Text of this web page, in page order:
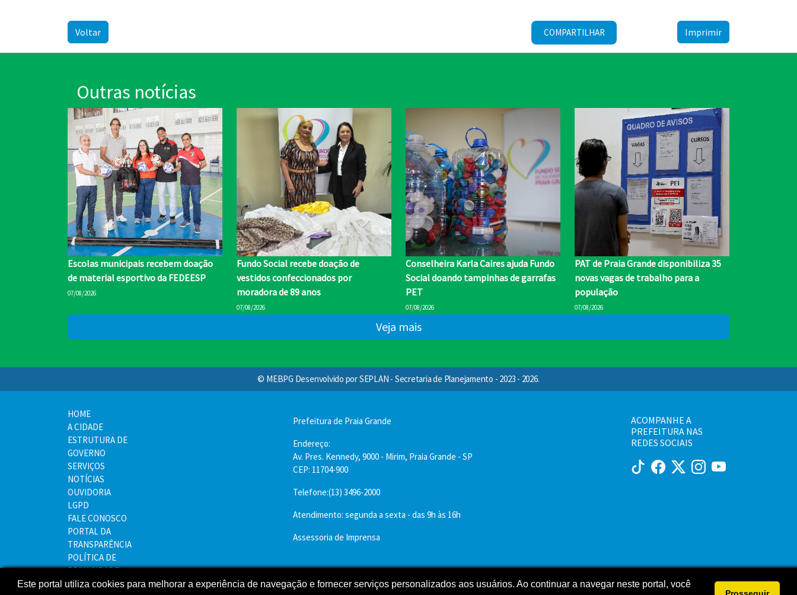
Este portal utiliza cookies para melhorar a experiência de navegação e fornecer serviços personalizados aos usuários. Ao continuar a navegar neste portal, você
Voltar COMPARTILHAR Imprimir
Outras notícias
Escolas municipais recebem doação
de material esportivo da FEDEESP
07/08/2026
Fundo Social recebe doação de
vestidos confeccionados por
moradora de 89 anos
07/08/2026
Conselheira Karla Caires ajuda Fundo
Social doando tampinhas de garrafas
PET
07/08/2026
PAT de Praia Grande disponibiliza 35
novas vagas de trabalho para a
população
07/08/2026
Veja mais
© MEBPG Desenvolvido por SEPLAN - Secretaria de Planejamento - 2023 - 2026.
HOME
A CIDADE
ESTRUTURA DE
GOVERNO
SERVIÇOS
NOTÍCIAS
OUVIDORIA
LGPD
FALE CONOSCO
PORTAL DA
TRANSPARÊNCIA
POLÍTICA DE
PRIVACIDADE
MAPA DO SITE
Prefeitura de Praia Grande
Endereço:
Av. Pres. Kennedy, 9000 - Mirim, Praia Grande - SP
CEP: 11704-900
Telefone:(13) 3496-2000
Atendimento: segunda a sexta - das 9h às 16h
Assessoria de Imprensa
ACOMPANHE A
PREFEITURA NAS
REDES SOCIAIS